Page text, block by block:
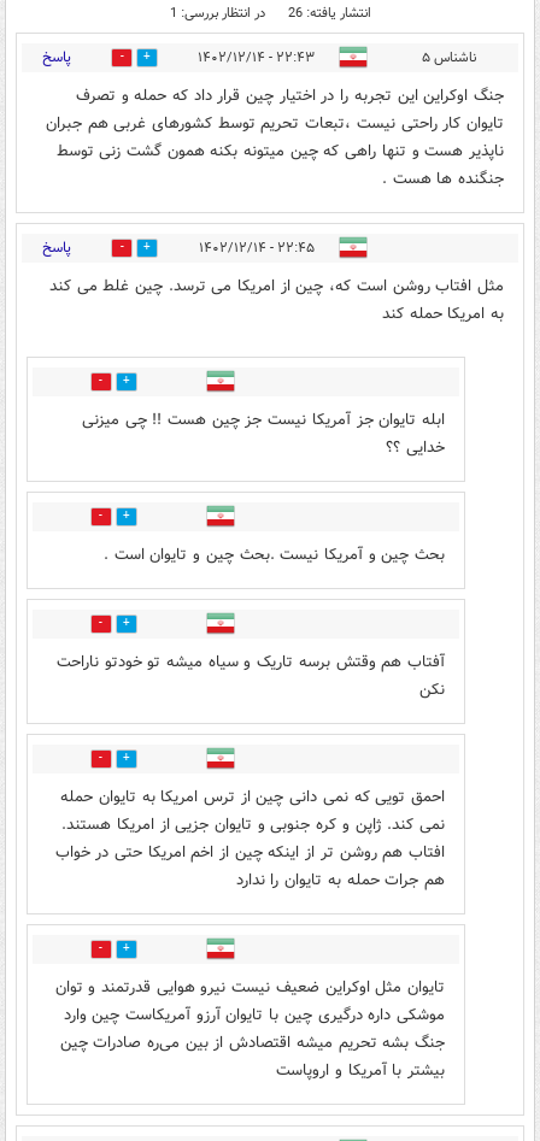
انتشار یافته: 26 در انتظار بررسی: 1
ناشناس ۵ ۲۲:۴۳ - ۱۴۰۲/۱۲/۱۴ 3 پاسخ
جنگ اوکراین این تجربه را در اختیار چین قرار داد که حمله و تصرف
تایوان کار راحتی نیست ،تبعات تحریم توسط کشورهای غربی هم جبران
ناپذیر هست و تنها راهی که چین میتونه بکنه همون گشت زنی توسط
جنگنده ها هست .
۲۲:۴۵ - ۱۴۰۲/۱۲/۱۴ 4 پاسخ
مثل افتاب روشن است که، چین از امریکا می ترسد. چین غلط می کند
به امریکا حمله کند
7
ابله تایوان جز آمریکا نیست جز چین هست !! چی میزنی
خدایی ؟؟
6
بحث چین و آمریکا نیست .بحث چین و تایوان است .
1
آفتاب هم وقتش برسه تاریک و سیاه میشه تو خودتو ناراحت
نکن
0
احمق تویی که نمی دانی چین از ترس امریکا به تایوان حمله
نمی کند. ژاپن و کره جنوبی و تایوان جزیی از امریکا هستند.
افتاب هم روشن تر از اینکه چین از اخم امریکا حتی در خواب
هم جرات حمله به تایوان را ندارد
0
تایوان مثل اوکراین ضعیف نیست نیرو هوایی قدرتمند و توان
موشکی داره درگیری چین با تایوان آرزو آمریکاست چین وارد
جنگ بشه تحریم میشه اقتصادش از بین می‌ره صادرات چین
بیشتر با آمریکا و اروپاست